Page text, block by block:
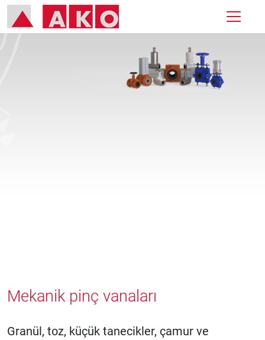
Mekanik pinç vanaları
Granül, toz, küçük tanecikler, çamur ve